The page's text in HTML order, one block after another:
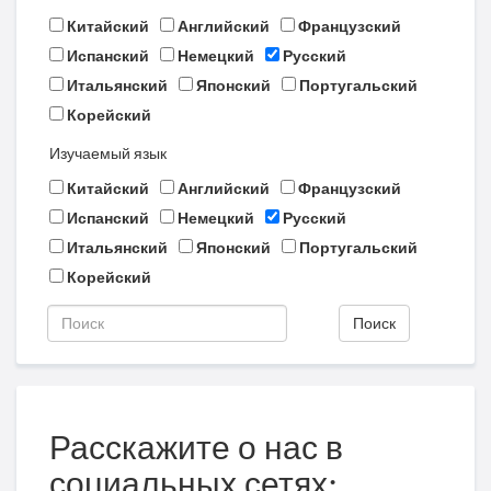
Китайский
Английский
Французский
Испанский
Немецкий
Русский
Итальянский
Японский
Португальский
Корейский
Изучаемый язык
Китайский
Английский
Французский
Испанский
Немецкий
Русский
Итальянский
Японский
Португальский
Корейский
Поиск
Расскажите о нас в